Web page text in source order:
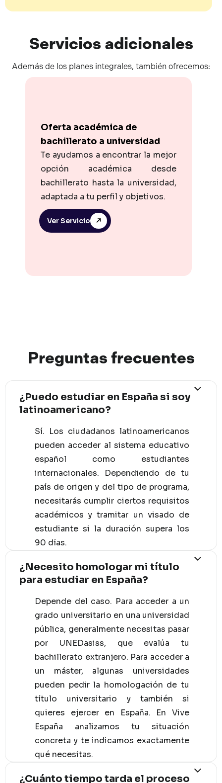
Servicios adicionales
Además de los planes integrales, también ofrecemos:
Oferta académica de
bachillerato a universidad
Te ayudamos a encontrar la mejor
opción académica desde
bachillerato hasta la universidad,
adaptada a tu perfil y objetivos.
Ver Servicio
Preguntas frecuentes
¿Puedo estudiar en España si soy
latinoamericano?
Sí. Los ciudadanos latinoamericanos
pueden acceder al sistema educativo
español como estudiantes
internacionales. Dependiendo de tu
país de origen y del tipo de programa,
necesitarás cumplir ciertos requisitos
académicos y tramitar un visado de
estudiante si la duración supera los
90 días.
¿Necesito homologar mi título
para estudiar en España?
Depende del caso. Para acceder a un
grado universitario en una universidad
pública, generalmente necesitas pasar
por UNEDasiss, que evalúa tu
bachillerato extranjero. Para acceder a
un máster, algunas universidades
pueden pedir la homologación de tu
título universitario y también si
quieres ejercer en España. En Vive
España analizamos tu situación
concreta y te indicamos exactamente
qué necesitas.
¿Cuánto tiempo tarda el proceso